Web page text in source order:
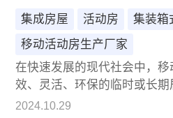
集成房屋 活动房
集装箱
移动活动房生产厂家
在快速发展的现代社会中，
效、灵活、环保的临时或长
受到各行各业的青睐。从施工
2024.10.29